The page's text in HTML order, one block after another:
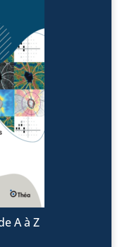
A à Z